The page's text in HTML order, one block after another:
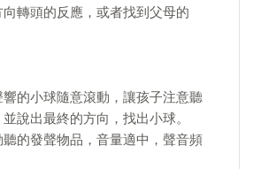
轉頭的反應，或者找到父母的
的小球隨意滾動，讓孩子注意聽
說出最終的方向，找出小球。
的發聲物品，音量適中，聲音頻